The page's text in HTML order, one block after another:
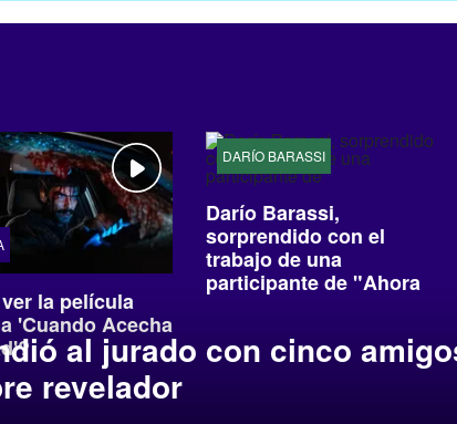
la película
'Cuando Acecha
DARÍO BARASSI
Darío Barassi,
sorprendido con el
trabajo de una
participante de "Ahora
al jurado con cinco
revelador